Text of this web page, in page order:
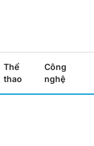
Thể
thao
Công
nghệ